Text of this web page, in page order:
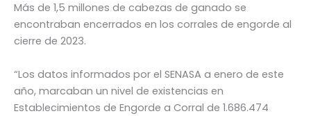
Más de 1,5 millones de cabezas de ganado se
encontraban encerrados en los corrales de engorde al
cierre de 2023.
“Los datos informados por el SENASA a enero de este
año, marcaban un nivel de existencias en
Establecimientos de Engorde a Corral de 1.686.474